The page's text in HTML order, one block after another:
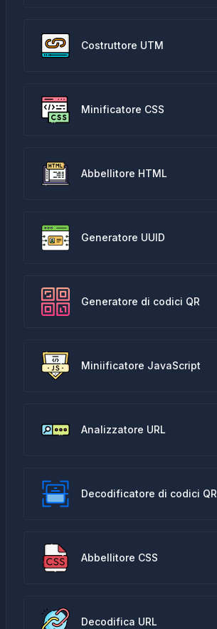
Costruttore UTM
Minificatore CSS
Abbellitore HTML
Generatore UUID
Generatore di codici QR
Miniificatore JavaScript
Analizzatore URL
Decodificatore di codici QR
Abbellitore CSS
Decodifica URL